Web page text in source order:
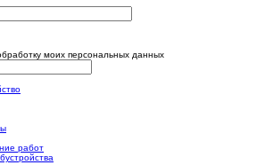
моих персональных данных
работ